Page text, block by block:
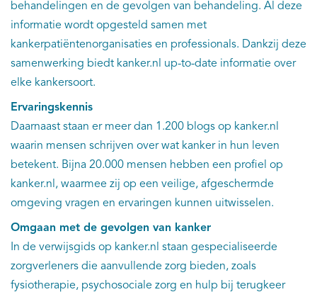
behandelingen en de gevolgen van behandeling. Al deze
informatie wordt opgesteld samen met
kankerpatiëntenorganisaties en professionals. Dankzij deze
samenwerking biedt kanker.nl up-to-date informatie over
elke kankersoort.
Ervaringskennis
Daarnaast staan er meer dan 1.200 blogs op kanker.nl
waarin mensen schrijven over wat kanker in hun leven
betekent. Bijna 20.000 mensen hebben een profiel op
kanker.nl, waarmee zij op een veilige, afgeschermde
omgeving vragen en ervaringen kunnen uitwisselen.
Omgaan met de gevolgen van kanker
In de verwijsgids op kanker.nl staan gespecialiseerde
zorgverleners die aanvullende zorg bieden, zoals
fysiotherapie, psychosociale zorg en hulp bij terugkeer